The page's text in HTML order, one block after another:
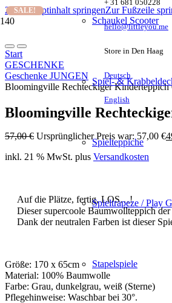
Zum Hauptinhalt springenZur Fußzeile
+ 31 681 050228
hello@littleyou.me
Store in Den Haag
Deutsch
English
Schaukel Scooter
Spiel- &
Spielteppiche
Spieltrapeze / Play
Stapelspiele
Start
GESCHENKE
Geschenke JUNGEN
Bloomingville Rechteckiger Kinderteppich
Bloomingville
57,00€ Ursprünglicher Preis war: 57,00 €
inkl. 21 % MwSt. plus Versandkosten
Auf die Plätze, fertig, LOS…!
Dieser supercoole Baumwollteppich
Dank der neutralen Farben ist dieser
Größe: 170 x 65cm
Material: 100% Baumwolle
Farbe: Grau, dunkelgrau, weiß (Sterne)
Pflegehinweise: Waschbar bei 30°.
SALE!